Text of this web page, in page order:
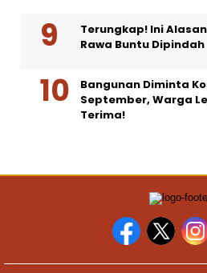
Terungkap! Ini
Rawa Buntu Dipindah
Bangunan Diminta
September, Warga
Terima!